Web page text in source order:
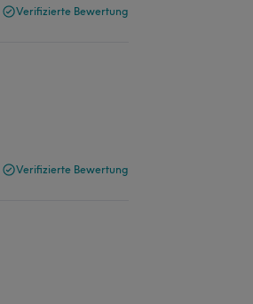
Verifizierte Bewertung
Verifizierte Bewertung